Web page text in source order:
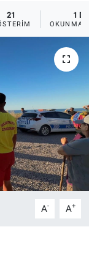
21 1 DK
OKUNMA
A- A+